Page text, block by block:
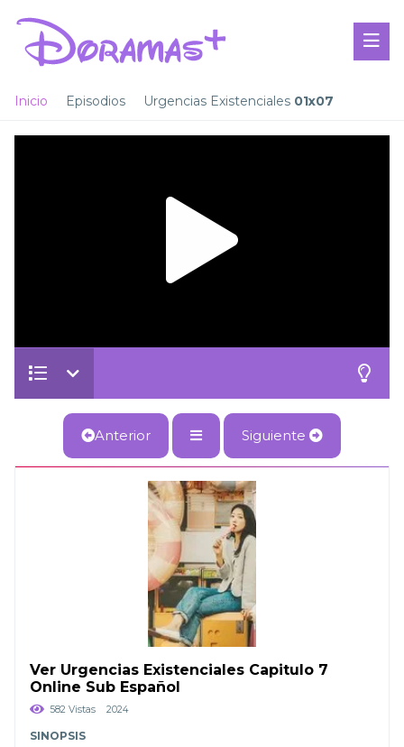
Inicio Episodios Urgencias Existenciales 01x07
Anterior Siguiente
Ver Urgencias Existenciales Capitulo 7
Online Sub Español
582 Vistas 2024